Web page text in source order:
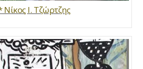
Ι. Τζώρτζης